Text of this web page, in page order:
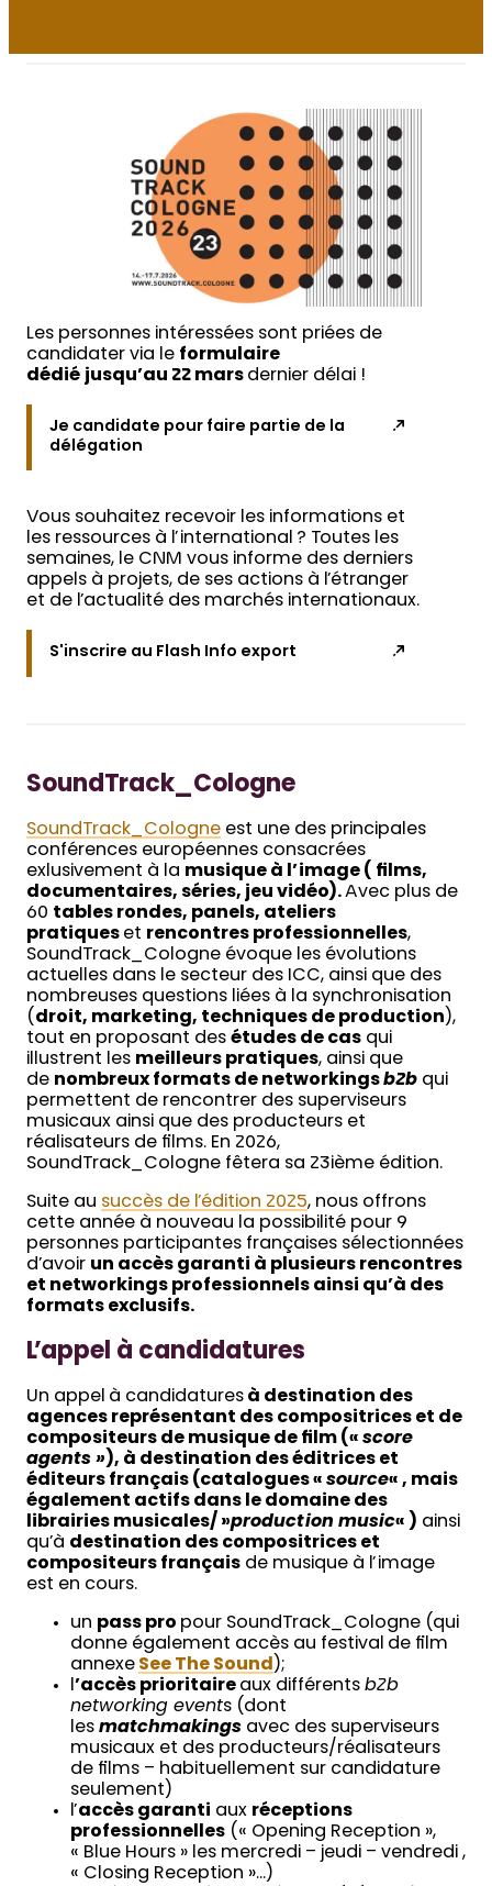
Les personnes intéressées sont priées de
candidater via le formulaire
dédié jusqu’au 22 mars dernier délai !
Je candidate pour faire partie de la
délégation
Vous souhaitez recevoir les informations et
les ressources à l’international ? Toutes les
semaines, le CNM vous informe des derniers
appels à projets, de ses actions à l’étranger
et de l’actualité des marchés internationaux.
S'inscrire au Flash Info export
SoundTrack_Cologne
SoundTrack_Cologne est une des principales
conférences européennes consacrées
exlusivement à la musique à l’image ( films,
documentaires, séries, jeu vidéo).Avec plus de
60 tables rondes, panels, ateliers
pratiques et rencontres professionnelles,
SoundTrack_Cologne évoque les évolutions
actuelles dans le secteur des ICC, ainsi que des
nombreuses questions liées à la synchronisation
(droit, marketing, techniques de production),
tout en proposant des études de cas qui
illustrent les meilleurs pratiques, ainsi que
de nombreux formats de networkingsb2b qui
permettent de rencontrer des superviseurs
musicaux ainsi que des producteurs et
réalisateurs de films. En 2026,
SoundTrack_Cologne fêtera sa 23ième édition.
Suite au succès de l’édition 2025, nous offrons
cette année à nouveau la possibilité pour 9
personnes participantes françaises sélectionnées
d’avoir un accès garanti à plusieurs rencontres
et networkings professionnels ainsi qu’à des
formats exclusifs.
L’appel à candidatures
Un appel à candidatures à destination des
agences représentant des compositrices et de
compositeurs de musique de film (« score
agents »), à destination des éditrices et
éditeurs français (catalogues « source« , mais
également actifs dans le domaine des
librairies musicales/ »production music« ) ainsi
qu’à destination des compositrices et
compositeurs français de musique à l’image
est en cours.
un pass pro pour SoundTrack_Cologne (qui
donne également accès au festival de film
annexe See The Sound );
’accès prioritaire aux différents b2b
networking events (dont
les matchmakings avec des superviseurs
musicaux et des producteurs/réalisateurs
de films – habituellement sur candidature
seulement)
l’accès garanti aux réceptions
professionnelles (« Opening Reception »,
« Blue Hours » les mercredi – jeudi – vendredi ,
« Closing Reception »…)